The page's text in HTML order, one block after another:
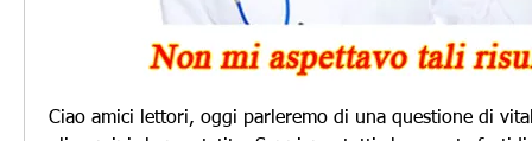
Ciao amici lettori, oggi parleremo di una questione di